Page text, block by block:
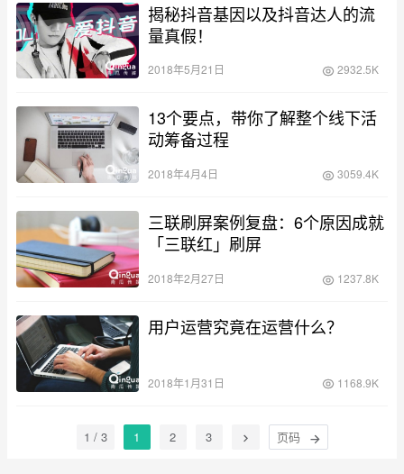
揭秘抖音基因以及抖音达人的流
量真假！
2018年5月21日 2932.5K
13个要点，带你了解整个线下活
动筹备过程
2018年4月4日 3059.4K
三联刷屏案例复盘：6个原因成就
「三联红」刷屏
2018年2月27日 1237.8K
用户运营究竟在运营什么？
2018年1月31日 1168.9K
1 / 3 1 2 3